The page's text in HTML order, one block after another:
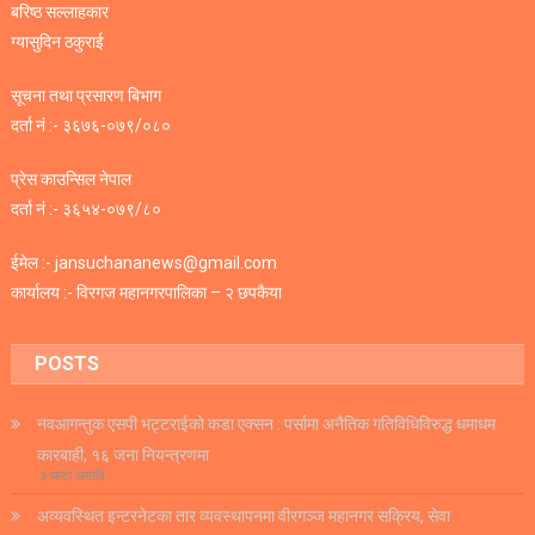
बरिष्ठ सल्लाहकार
ग्यासुदिन ठकुराई
सूचना तथा प्रसारण बिभाग
दर्ता नं :- ३६७६-०७९/०८०
प्रेस काउन्सिल नेपाल
दर्ता नं :- ३६५४-०७९/८०
ईमेल :- jansuchananews@gmail.com
कार्यालय :- विरगज महानगरपालिका – २ छपकैया
POSTS
नवआगन्तुक एसपी भट्टराईको कडा एक्सन : पर्सामा अनैतिक गतिविधिविरुद्ध धमाधम
कारबाही, १६ जना नियन्त्रणमा
३ घण्टा अगाडि
अव्यवस्थित इन्टरनेटका तार व्यवस्थापनमा वीरगञ्ज महानगर सक्रिय, सेवा